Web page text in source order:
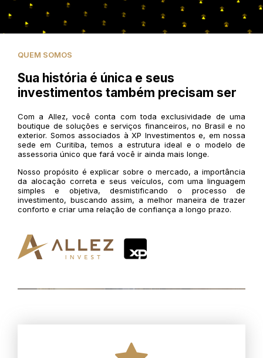
QUEM SOMOS
Sua história é única e seus
investimentos também precisam ser
Com a Allez, você conta com toda exclusividade de uma
boutique de soluções e serviços financeiros, no Brasil e no
exterior. Somos associados à XP Investimentos e, em nossa
sede em Curitiba, temos a estrutura ideal e o modelo de
assessoria único que fará você ir ainda mais longe.
Nosso propósito é explicar sobre o mercado, a importância
da alocação correta e seus veículos, com uma linguagem
simples e objetiva, desmistificando o processo de
investimento, buscando assim, a melhor maneira de trazer
conforto e criar uma relação de confiança a longo prazo.